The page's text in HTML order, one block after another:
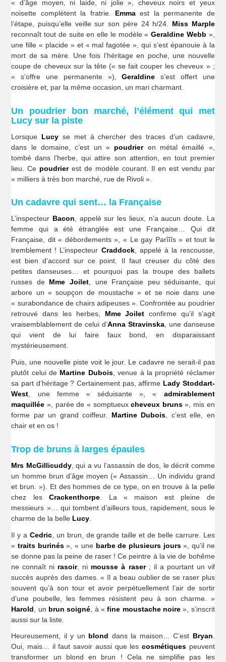
« d’âge moyen, ni laide, ni jolie », cheveux noirs et yeux
noisette complètent la fratrie. Emma est la permanente de
l’étape, puisqu’elle veille sur son père 24 h/24. Miss Marple
reconnaît tout de suite en elle le modèle «Geraldine Webb »,
une fille « placide » et « mal fagotée », qui s’est épanouie à la
mort de sa mère. Une fois l’héritage en poche, une nouvelle
coupe de cheveux sur la tête (« se fait couper les cheveux » ;
« s’offre une permanente »),Geraldine s’est offert une
croisière et, par la même occasion, un mari charmant.
Un poudrier bon marché, l’élément qui met
Lucy sur la piste
Lorsque Lucy se met à chercher des traces d’un cadavre,
dans le domaine, c’est un « poudrieren métal émaillé »,
tombé dans l’herbe, qui attire son attention, en tout premier
lieu. Ce poudrierest de modèle courant. Il en est vendu par
« milliers à très bon marché, rue de Rivoli ».
Un cadavre qui sent… la Française
L’inspecteur Bacon, appelé sur les lieux, n’a aucun doute. La
femme qui a été étranglée est une Française… Qui dit
Française, dit « débordements », « Le gay Parîîîs » et tout le
tremblement ! L’inspecteur Craddock, appelé à la rescousse,
est bien d’accord sur ce point. Il faut creuser du côté des
petites danseuses… et pourquoi pas la troupe des ballets
russes de Mme Joilet, une Française peu séduisante, qui
arbore un « soupçon de moustache » et se noie dans une
« surabondance de chairs adipeuses ». Confrontée au poudrier
retrouvé dans les herbes, Mme Joilet confirme qu’il s’agit
vraisemblablement de celui d’Anna Stravinska, une danseuse
qui vient de lui faire faux bond, en disparaissant
mystérieusement.
Puis, une nouvelle piste voit le jour. Le cadavre ne serait-il pas
plutôt celui de Martine Dubois, venue à la propriété réclamer
sa part d’héritage ? Certainement pas, affirme Lady Stoddart-
West, une femme « séduisante », « admirablement
maquillée », parée de « somptueuxcheveux bruns», mis en
forme par un grand coiffeur. Martine Dubois, c’est elle, en
chair et en os !
Trop de bruns à larges épaules
Mrs McGillicuddy, qui a vu l’assassin de dos, le décrit comme
un homme brun d’âge moyen (« Assassin… Un individu grand
et brun. »). Et des hommes de ce type, on en trouve à la pelle
chez lesCrackenthorpe . La « maison est pleine de
messieurs »… qui tombent d’ailleurs tous, rapidement, sous le
charme de la belle Lucy
Il y a Cedric , un brun, de grande taille et de belle carrure. Les
«traits burinés», « une barbe de plusieurs jours», qu’il ne
se donne pas la peine de raser ! Ce peintre à la vie de bohême
ne connaît ni rasoir, ni mousse à raser; il a pourtant un vif
succès auprès des dames. « Il a beau oublier de se raser plus
souvent qu’à son tour et avoir perpétuellement l’air de sortir
d’une poubelle, les femmes résistent peu à son charme. »
Harold , un brun soigné , à «fine moustache noire», s’inscrit
aussi sur la liste.
Heureusement, il y un blond dans la maison… C’est Bryan.
Oui, mais… il faut savoir aussi que les cosmétiquespeuvent
transformer un blond en brun ! Cela ne simplifie pas les